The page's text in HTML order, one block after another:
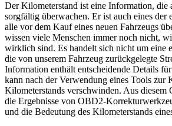
Der Kilometerstand ist eine Information, die
sorgfältig überwachen. Er ist auch eines der
alle vor dem Kauf eines neuen Fahrzeugs
wissen viele Menschen immer noch nicht,
wirklich sind. Es handelt sich nicht um eine
die von unserem Fahrzeug zurückgelegte
Information enthält entscheidende Details
kann nach der Verwendung eines Tools zur
Kilometerstands verschwinden. Aus diesem
die Ergebnisse von OBD2-
und die Bedeutung des Kilometerstands